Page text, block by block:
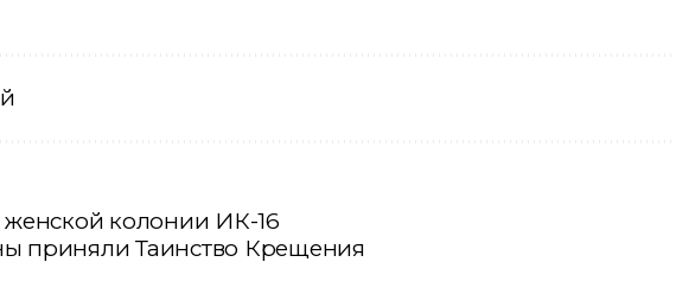
колонии ИК-16
приняли Таинство Крещения